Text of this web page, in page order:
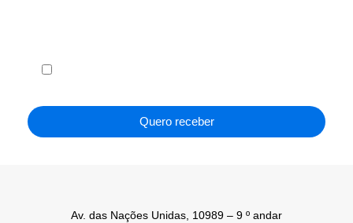
Quero receber
Av. das Nações Unidas, 10989 – 9 º andar